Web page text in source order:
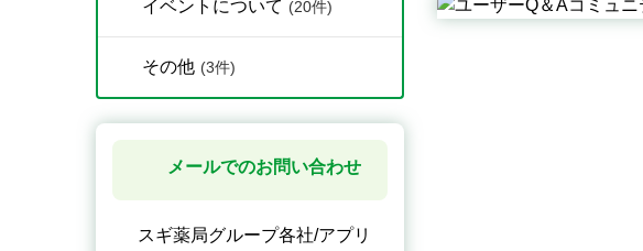
イベントについて (20件)
その他 (3件)
メールでのお問い合わせ
スギ薬局グループ各社/アプリ